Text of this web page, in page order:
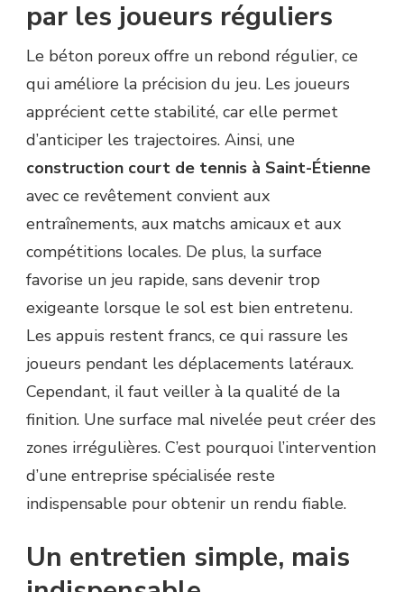
par les joueurs réguliers
Le béton poreux offre un rebond régulier, ce
qui améliore la précision du jeu. Les joueurs
apprécient cette stabilité, car elle permet
d’anticiper les trajectoires. Ainsi, une
construction court de tennis à Saint-Étienne
avec ce revêtement convient aux
entraînements, aux matchs amicaux et aux
compétitions locales. De plus, la surface
favorise un jeu rapide, sans devenir trop
exigeante lorsque le sol est bien entretenu.
Les appuis restent francs, ce qui rassure les
joueurs pendant les déplacements latéraux.
Cependant, il faut veiller à la qualité de la
finition. Une surface mal nivelée peut créer des
zones irrégulières. C’est pourquoi l’intervention
d’une entreprise spécialisée reste
indispensable pour obtenir un rendu fiable.
Un entretien simple, mais